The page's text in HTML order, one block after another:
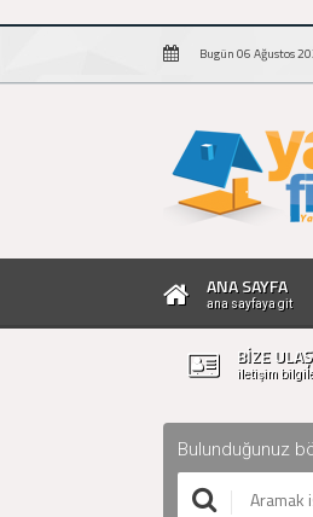
Bugün 06 Ağustos
ANA SAYFA
ana sayfaya git
BİZE
iletişim
Bulunduğunuz